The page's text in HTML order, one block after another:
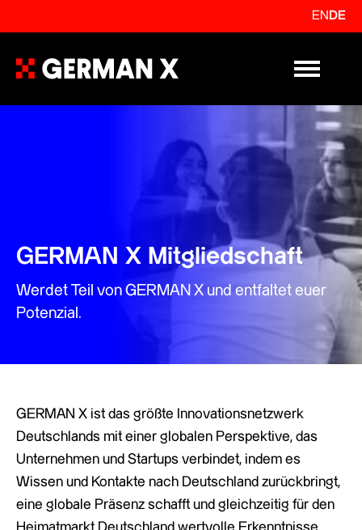
EN DE
Primary
GERMAN X Mitgliedschaft
Werdet Teil von GERMAN X und entfaltet euer
Potenzial.
GERMAN X ist das größte Innovationsnetzwerk
Deutschlands mit einer globalen Perspektive, das
Unternehmen und Startups verbindet, indem es
Wissen und Kontakte nach Deutschland zurückbringt,
eine globale Präsenz schafft und gleichzeitig für den